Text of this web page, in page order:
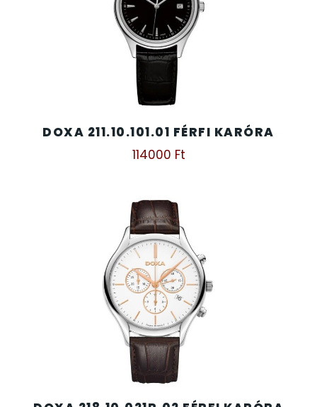
DOXA 211.10.101.01 FÉRFI KARÓRA
114000 Ft